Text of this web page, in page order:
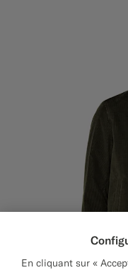
En cliquant sur «